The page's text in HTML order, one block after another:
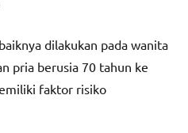
dilakukan pada wanita
pria berusia 70 tahun ke
faktor risiko